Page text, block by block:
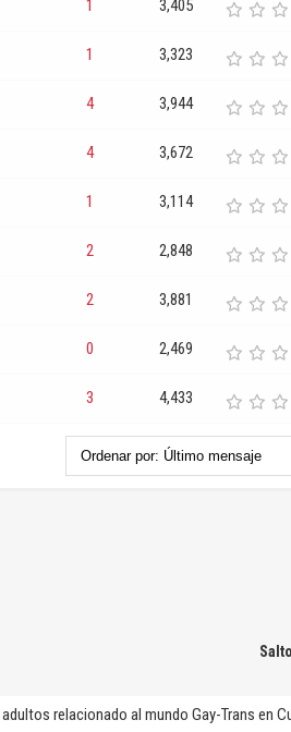
1 3,405
1 3,323
4 3,944
4 3,672
1 3,114
2 2,848
2 3,881
0 2,469
3 4,433
relacionado al mundo Gay-Trans en